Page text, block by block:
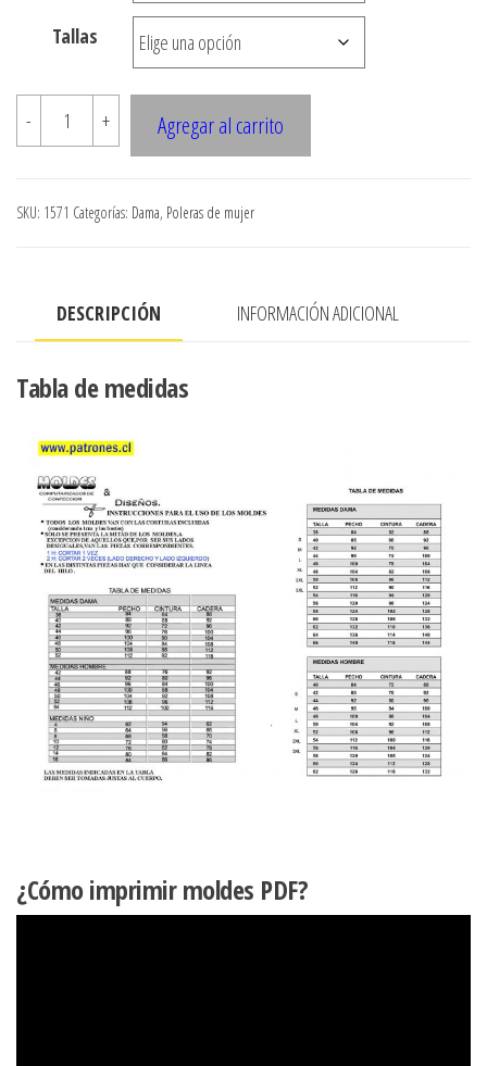
$3.290
hasta
$7.900
Tallas
-
1571
POLERA
cantidad
+ Agregar al carrito
SKU: 1571 Categorías: Dama, Poleras de mujer
DESCRIPCIÓN INFORMACIÓN ADICIONAL
Tabla de medidas
¿Cómo imprimir moldes PDF?